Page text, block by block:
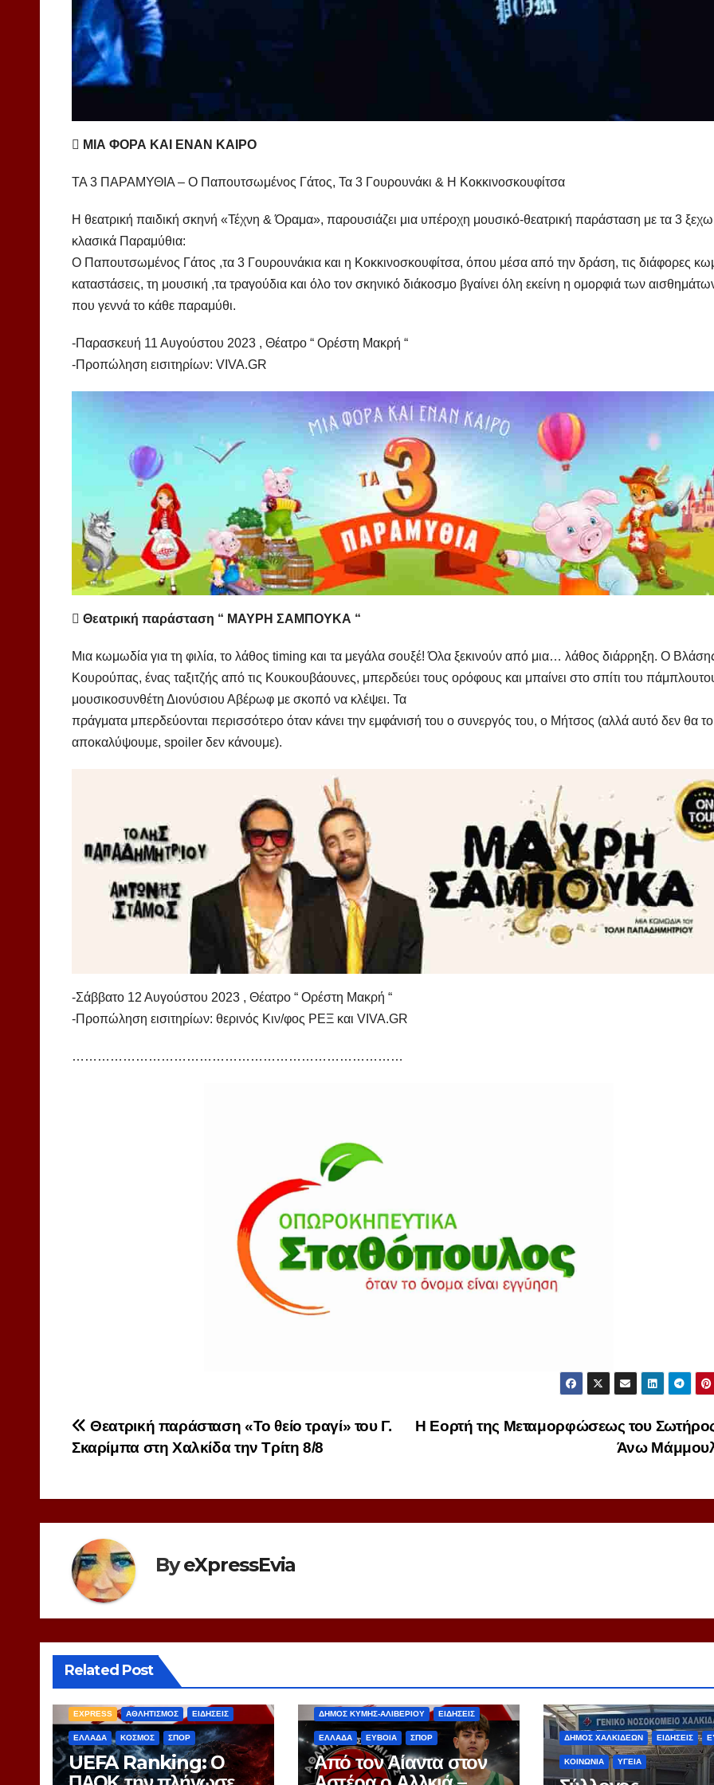
 ΜΙΑ ΦΟΡΑ ΚΑΙ ΕΝΑΝ ΚΑΙΡΟ
ΤΑ 3 ΠΑΡΑΜΥΘΙΑ – Ο Παπουτσωμένος Γάτος, Τα 3 Γουρουνάκι & Η Κοκκινοσκουφίτσα
Η θεατρική παιδική σκηνή «Τέχνη & Όραμα», παρουσιάζει μια υπέροχη μουσικό-θεατρική παράσταση με τα 3
κλασικά Παραμύθια:
O Παπουτσωμένος Γάτος ,τα 3 Γουρουνάκια και η Κοκκινοσκουφίτσα, όπου μέσα από την δράση, τις διάφορες
καταστάσεις, τη μουσική ,τα τραγούδια και όλο τον σκηνικό διάκοσμο βγαίνει όλη εκείνη η ομορφιά των
που γεννά το κάθε παραμύθι.
-Παρασκευή 11 Αυγούστου 2023 , Θέατρο “ Ορέστη Μακρή “
-Προπώληση εισιτηρίων: VIVA.GR
 Θεατρική παράσταση “ ΜΑΥΡΗ ΣΑΜΠΟΥΚΑ “
Μια κωμωδία για τη φιλία, το λάθος timing και τα μεγάλα σουξέ! Όλα ξεκινούν από μια… λάθος διάρρηξη. Ο
Κουρούπας, ένας ταξιτζής από τις Κουκουβάουνες, μπερδεύει τους ορόφους και μπαίνει στο σπίτι του
μουσικοσυνθέτη Διονύσιου Αβέρωφ με σκοπό να κλέψει. Τα
πράγματα μπερδεύονται περισσότερο όταν κάνει την εμφάνισή του ο συνεργός του, ο Μήτσος (αλλά αυτό δεν θα το
αποκαλύψουμε, spoiler δεν κάνουμε).
-Σάββατο 12 Αυγούστου 2023 , Θέατρο “ Ορέστη Μακρή “
-Προπώληση εισιτηρίων: θερινός Κιν/φος ΡΕΞ και VIVA.GR
……………………………………………………………………
Πλοήγηση
άρθρων
Η Εορτή της Μεταμορφώσεως του
Άνω
Θεατρική παράσταση «Το θείο τραγί» του Γ.
Σκαρίμπα στη Χαλκίδα την Τρίτη 8/8
ByeXpressEvia
Related Post
EXPRESS ΑΘΛΗΤΙΣΜΟΣ ΕΙΔΗΣΕΙΣ
ΕΛΛΑΔΑ ΚΟΣΜΟΣ ΣΠΟΡ
UEFA Ranking: Ο
EXPRESS ΑΘΛΗΤΙΣΜΟΣ
ΔΗΜΟΣ ΚΥΜΗΣ-ΑΛΙΒΕΡΙΟΥ ΕΙΔΗΣΕΙΣ
ΕΛΛΑΔΑ ΕΥΒΟΙΑ ΣΠΟΡ
Από τον Αίαντα στον
ΔΗΜΟΣ ΧΑΛΚΙΔΕΩΝ ΕΙΔΗΣΕΙΣ
ΚΟΙΝΩΝΙΑ ΥΓΕΙΑ